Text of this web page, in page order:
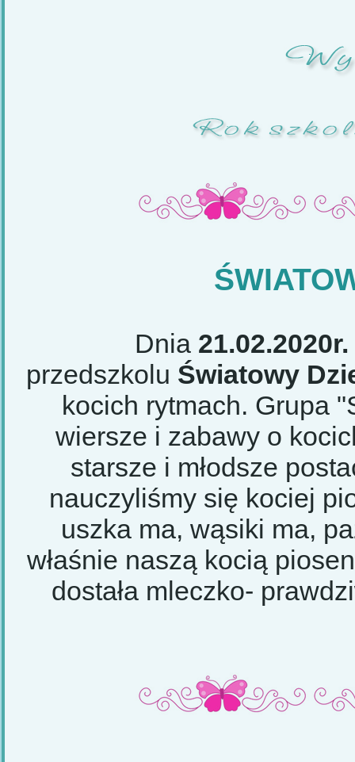
Dnia 21.02.2020r.
przedszkolu Światowy
kocich rytmach. Grupa
wiersze i zabawy o
starsze i młodsze
nauczyliśmy się kociej
uszka ma, wąsiki ma,
właśnie naszą kocią
dostała mleczko-